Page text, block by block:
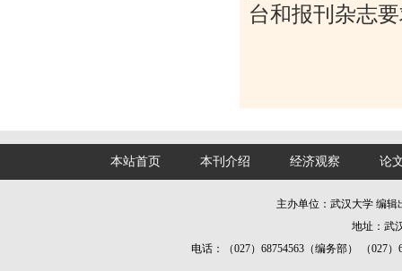
台和报刊杂志
本站首页 本刊介绍 经济观察 论
主办单位：武汉大学 编
地址：武
电话：（027）68754563（编务部） （027